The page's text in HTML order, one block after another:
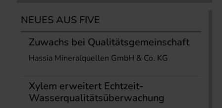
NEUES AUS FIVE
Zuwachs bei Qualitätsgemeinschaft
Hassia Mineralquellen GmbH & Co. KG
Xylem erweitert Echtzeit-
Wasserqualitätsüberwachung